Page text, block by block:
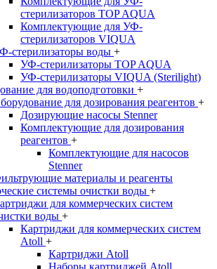
стерилизаторов TOP AQUA
Комплектующие для УФ-
стерилизаторов VIQUA
стерилизаторы воды +
УФ-стерилизаторы TOP AQUA
УФ-стерилизаторы VIQUA (Sterilight)
для водоподготовки +
для дозирования реагентов +
Дозирующие насосы Stenner
Комплектующие для дозирования
реагентов +
Комплектующие для насосов
Stenner
материалы и реагенты
системы очистки воды +
для коммерческих систем
воды +
Картриджи для коммерческих систем
Atoll +
Картриджи Atoll
Наборы картриджей Atoll